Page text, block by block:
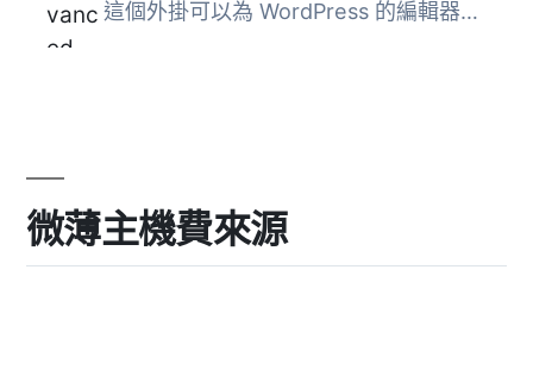
這個外掛可以為 WordPress 的編輯器新增靈活的 Bootstrap 4 ...
微薄主機費來源